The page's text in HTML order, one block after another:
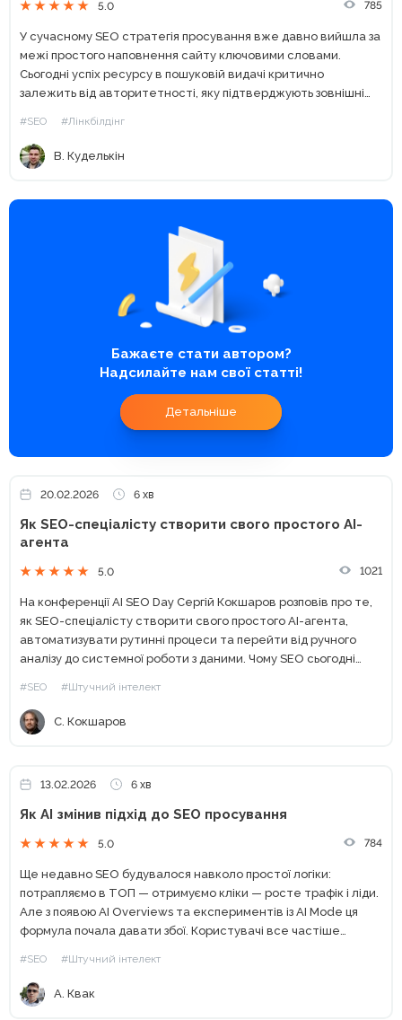
5.0 785
У сучасному SEO стратегія просування вже давно вийшла за
межі простого наповнення сайту ключовими словами.
Сьогодні успіх ресурсу в пошуковій видачі критично
залежить від авторитетності, яку підтверджують зовнішні
комплексне рішення для...
#SEO #Лінкбілдінг
В. Куделькін
Бажаєте стати автором?
Надсилайте нам свої статті!
Детальніше
20.02.2026 6 хв
Як SEO-спеціалісту створити свого простого AI-
агента
5.0 1021
На конференції AI SEO Day Сергій Кокшаров розповів про те,
як SEO-спеціалісту створити свого простого AI-агента,
автоматизувати рутинні процеси та перейти від ручного
аналізу до системної роботи з даними. Чому SEO сьогодні
змінилося...
#SEO #Штучний інтелект
С. Кокшаров
13.02.2026 6 хв
Як AI змінив підхід до SEO просування
5.0 784
Ще недавно SEO будувалося навколо простої логіки:
потрапляємо в ТОП — отримуємо кліки — росте трафік і ліди.
Але з появою AI Overviews та експериментів із AI Mode ця
формула почала давати збої. Користувачі все частіше
#SEO #Штучний інтелект
А. Квак